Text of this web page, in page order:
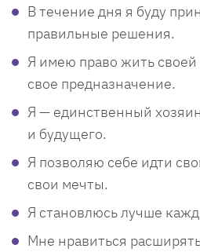
В течение дня я буду
правильные решения.
Я имею право жить
свое предназначение.
Я — единственный
и будущего.
Я позволяю себе идти
свои мечты.
Я становлюсь лучше
Мне нравиться